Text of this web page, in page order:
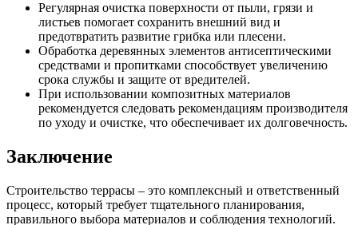
Регулярная очистка поверхности от пыли, грязи и
листьев помогает сохранить внешний вид и
предотвратить развитие грибка или плесени.
Обработка деревянных элементов антисептическими
средствами и пропитками способствует увеличению
срока службы и защите от вредителей.
При использовании композитных материалов
рекомендуется следовать рекомендациям производителя
по уходу и очистке, что обеспечивает их долговечность.
Заключение
Строительство террасы – это комплексный и ответственный
процесс, который требует тщательного планирования,
правильного выбора материалов и соблюдения технологий.